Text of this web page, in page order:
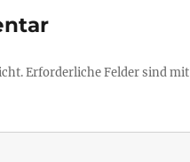
Erforderliche Felder sind mit